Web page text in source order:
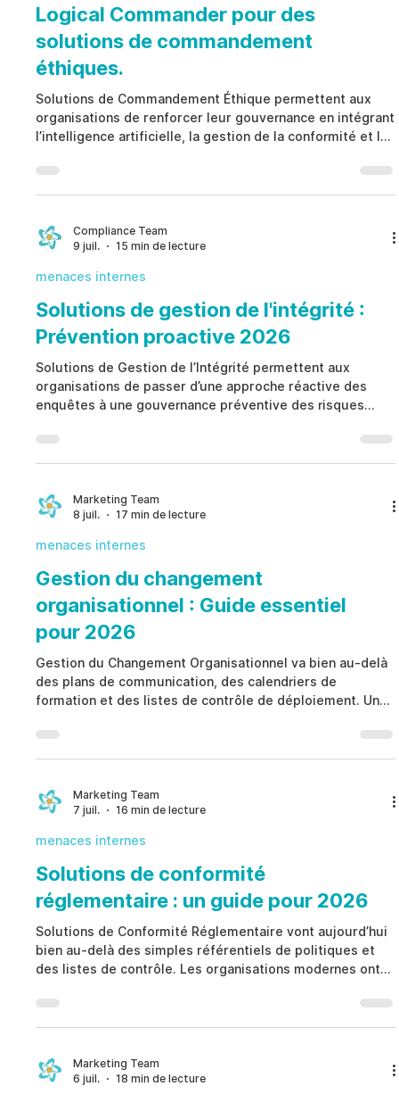
Logical Commander pour des
solutions de commandement
éthiques.
Solutions de Commandement Éthique permettent aux
organisations de renforcer leur gouvernance en intégrant
l’intelligence artificielle, la gestion de la conformité et la
unifié. Plutôt que de réagir uniquement après la
survenue d’incidents, Solutions de Commandement
capital humain, à améliorer la transparence, à
automatiser la classification des risques et à soutenir
Compliance Team
9 juil.
15 min de lecture
menaces internes
Solutions de gestion de l'intégrité :
Prévention proactive 2026
Solutions de Gestion de l’Intégrité permettent aux
organisations de passer d’une approche réactive des
enquêtes à une gouvernance préventive des risques
gestion des incidents, Solutions de Gestion de l’Intégrité
aident à identifier des indicateurs structurés de risque, à
confidentialité des collaborateurs, à améliorer la
conformité et à soutenir des décisions cohérentes a
Marketing Team
8 juil.
17 min de lecture
menaces internes
Gestion du changement
organisationnel : Guide essentiel
pour 2026
Gestion du Changement Organisationnel va bien au-delà
des plans de communication, des calendriers de
formation et des listes de contrôle de déploiement. Une
gèrent simultanément les comportements humains, la
gouvernance, les contrôles internes, les risques éthiques
processus de changement. En adoptant Gestion du
Changement Organisationnel comme une discipline qui
Marketing Team
7 juil.
16 min de lecture
menaces internes
Solutions de conformité
réglementaire : un guide pour 2026
Solutions de Conformité Réglementaire vont aujourd’hui
bien au-delà des simples référentiels de politiques et
des listes de contrôle. Les organisations modernes ont
obligations réglementaires, les contrôles internes, les
flux de travail, les preuves et les indicateurs de risque
mettant en œuvre Solutions de Conformité
Réglementaire, les entreprises renforcent leur
Marketing Team
6 juil.
18 min de lecture